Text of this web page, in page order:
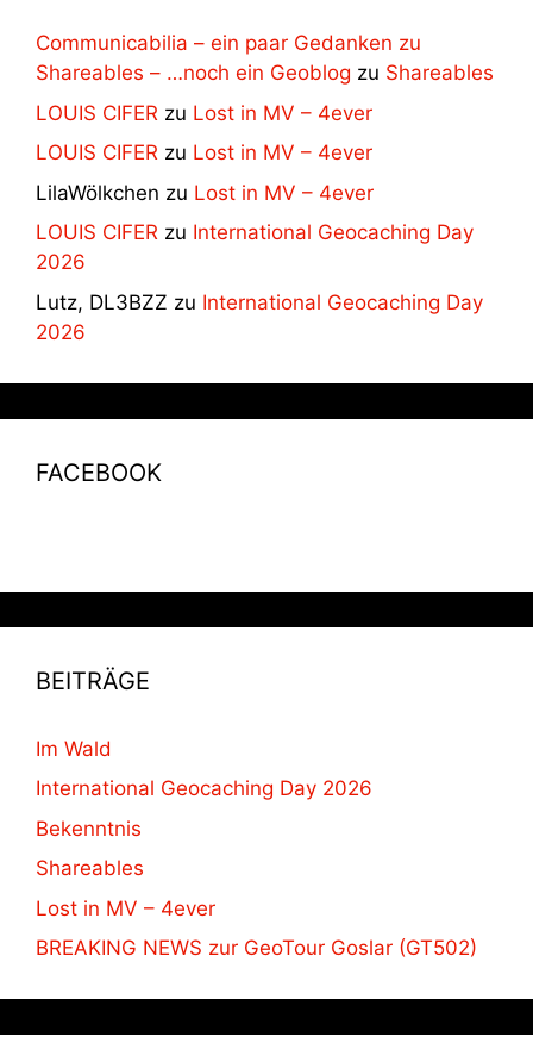
Communicabilia – ein paar Gedanken zu
Shareables – …noch ein Geoblog zu Shareables
LOUIS CIFER zu Lost in MV – 4ever
LOUIS CIFER zu Lost in MV – 4ever
LilaWölkchen zu Lost in MV – 4ever
LOUIS CIFER zu International Geocaching Day
2026
Lutz, DL3BZZ zu International Geocaching Day
2026
FACEBOOK
BEITRÄGE
Im Wald
International Geocaching Day 2026
Bekenntnis
Shareables
Lost in MV – 4ever
BREAKING NEWS zur GeoTour Goslar (GT502)